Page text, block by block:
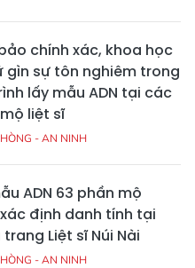
chính xác, khoa học
gìn sự tôn nghiêm trong
lấy mẫu ADN tại các
liệt sĩ
- AN NINH
ADN 63 phần mộ
định danh tính tại
trang Liệt sĩ Núi Nài
- AN NINH